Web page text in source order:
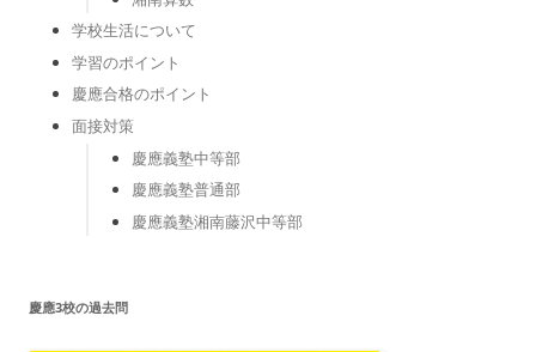
学校生活について
学習のポイント
慶應合格のポイント
面接対策
慶應義塾中等部
慶應義塾普通部
慶應義塾湘南藤沢中等部
慶應3校の過去問